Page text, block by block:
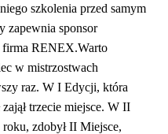
szkolenia przed samym
zapewnia sponsor
firma RENEX.Warto
w mistrzostwach
raz. W I Edycji, która
trzecie miejsce. W II
zdobył II Miejsce,